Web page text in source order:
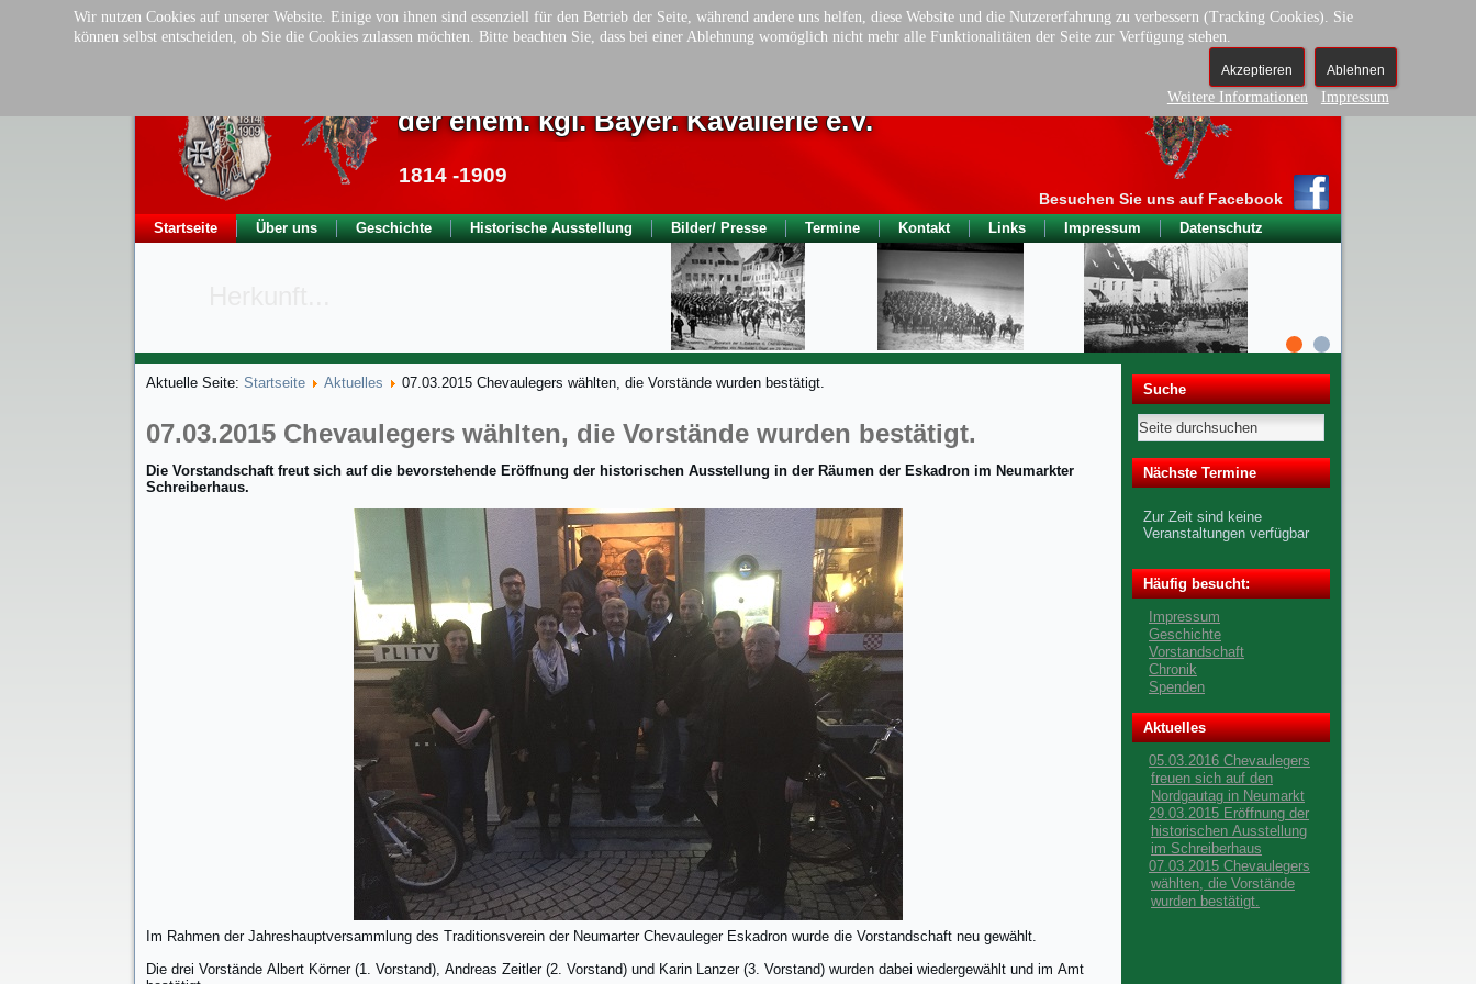
der ehem. kgl. Bayer. Kavallerie e.V.
1814 -1909
Besuchen Sie uns auf Facebook
Startseite Über uns Geschichte Historische Ausstellung Bilder/ Presse Termine Kontakt Links Impressum Datenschutz
Aktuelle Seite: Startseite Aktuelles 07.03.2015 Chevaulegers wählten, die Vorstände wurden bestätigt.
07.03.2015 Chevaulegers wählten, die Vorstände wurden bestätigt.
Die Vorstandschaft freut sich auf die bevorstehende Eröffnung der historischen Ausstellung in der Räumen der Eskadron im Neumarkter
Schreiberhaus.
Im Rahmen der Jahreshauptversammlung des Traditionsverein der Neumarter Chevauleger Eskadron wurde die Vorstandschaft neu gewählt.
Die drei Vorstände Albert Körner (1. Vorstand), Andreas Zeitler (2. Vorstand) und Karin Lanzer (3. Vorstand) wurden dabei wiedergewählt und im Amt
Suche
Nächste Termine
Zur Zeit sind keine
Veranstaltungen verfügbar
Häufig besucht:
Impressum
Geschichte
Vorstandschaft
Chronik
Spenden
Aktuelles
05.03.2016 Chevaulegers
freuen sich auf den
Nordgautag in Neumarkt
29.03.2015 Eröffnung der
historischen Ausstellung
im Schreiberhaus
07.03.2015 Chevaulegers
wählten, die Vorstände
wurden bestätigt.
Wir nutzen Cookies auf unserer Website. Einige von ihnen sind essenziell für den Betrieb der Seite, während andere uns helfen, diese Website und die Nutzererfahrung zu verbessern (Tracking Cookies). Sie
können selbst entscheiden, ob Sie die Cookies zulassen möchten. Bitte beachten Sie, dass bei einer Ablehnung womöglich nicht mehr alle Funktionalitäten der Seite zur Verfügung stehen.
Akzeptieren Ablehnen
Weitere Informationen Impressum